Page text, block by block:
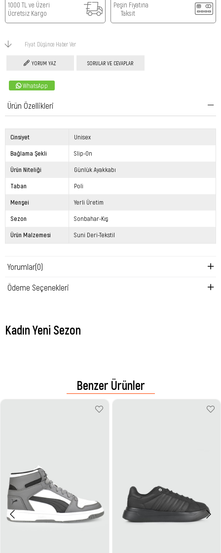
1000 TL ve Üzeri
Ücretsiz Kargo
Peşin Fiyatına
Taksit
Fiyat Düşünce Haber Ver
YORUM YAZ SORULAR VE CEVAPLAR
WhatsApp
Ürün Özellikleri
Cinsiyet Unisex
Bağlama Şekli Slip-On
Ürün Niteliği Günlük Ayakkabı
Taban Poli
Menşei Yerli Üretim
Sezon Sonbahar-Kış
Ürün Malzemesi Suni Deri-Tekstil
Yorumlar(0)
Ödeme Seçenekleri
Kadın Yeni Sezon
Benzer Ürünler